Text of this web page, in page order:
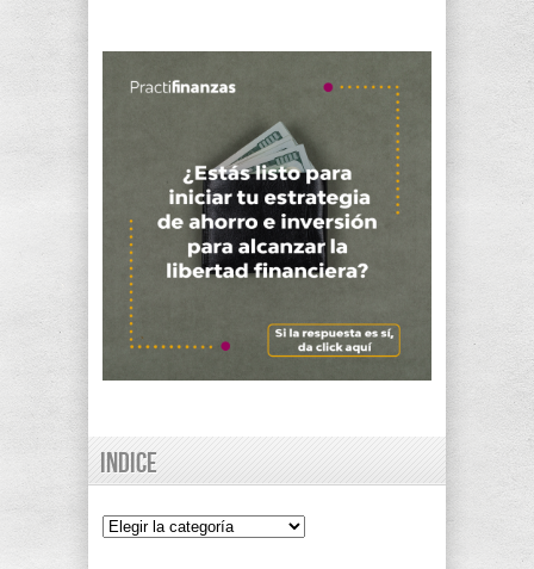
Indice
Indice